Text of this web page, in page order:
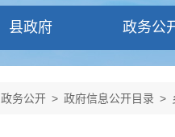
县政府 政务公
政务公开 > 政府信息公开目录 >